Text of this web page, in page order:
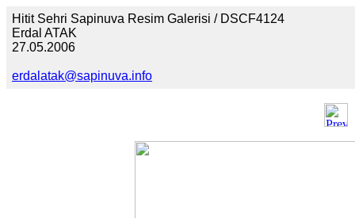
Hitit Sehri Sapinuva Resim Galerisi / DSCF4124
Erdal ATAK
27.05.2006
erdalatak@sapinuva.info